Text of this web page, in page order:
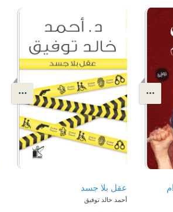
عقل بلا جسد
أحمد خالد توفيق